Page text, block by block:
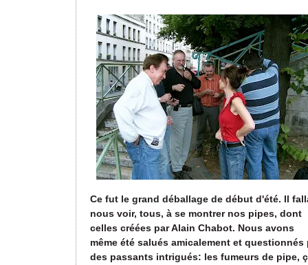
Ce fut le grand déballage de début d'été. Il
nous voir, tous, à se montrer nos pipes, dont
celles créées par Alain Chabot. Nous avons
même été salués amicalement et questionnés
des passants intrigués: les fumeurs de pipe,